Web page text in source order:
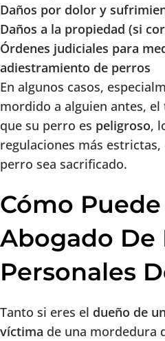
Daños por dolor y
Daños a la propiedad (si
Órdenes judiciales para
adiestramiento de perros
En algunos casos,
mordido a alguien antes,
que su perro es peligroso,
regulaciones más
perro sea sacrificado.
Cómo
Abogado De
Personales
Tanto si eres el dueño de
víctima de una mordedura